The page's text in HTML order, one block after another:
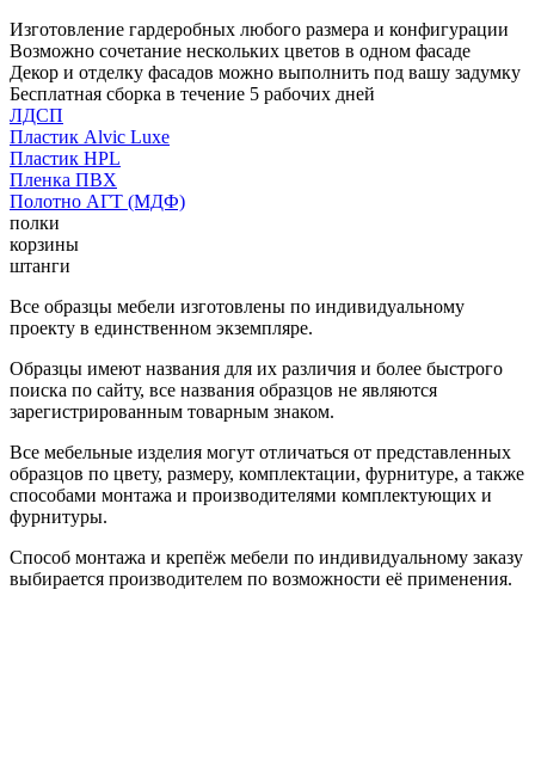
Изготовление гардеробных любого размера и конфигурации
Возможно сочетание нескольких цветов в одном фасаде
Декор и отделку фасадов можно выполнить под вашу задумку
Бесплатная сборка в течение 5 рабочих дней
ЛДСП
Пластик Alvic Luxe
Пластик HPL
Пленка ПВХ
Полотно АГТ (МДФ)
полки
корзины
штанги
Все образцы мебели изготовлены по индивидуальному
проекту в единственном экземпляре.
Образцы имеют названия для их различия и более быстрого
поиска по сайту, все названия образцов не являются
зарегистрированным товарным знаком.
Все мебельные изделия могут отличаться от представленных
образцов по цвету, размеру, комплектации, фурнитуре, а также
способами монтажа и производителями комплектующих и
фурнитуры.
Способ монтажа и крепёж мебели по индивидуальному заказу
выбирается производителем по возможности её применения.